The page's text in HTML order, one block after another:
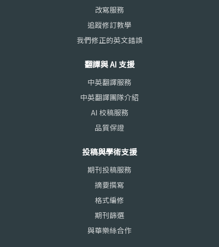
改寫服務
追蹤修訂教學
我們修正的英文錯誤
翻譯與 AI 支援
中英翻譯服務
中英翻譯團隊介紹
AI 校稿服務
品質保證
投稿與學術支援
期刊投稿服務
摘要撰寫
格式編修
期刊篩選
與華樂絲合作